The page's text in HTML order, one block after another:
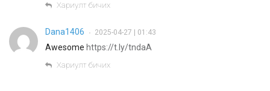
Хариулт бичих
Dana1406 • 2025-04-27 | 01:43
Awesome https://t.ly/tndaA
Хариулт бичих